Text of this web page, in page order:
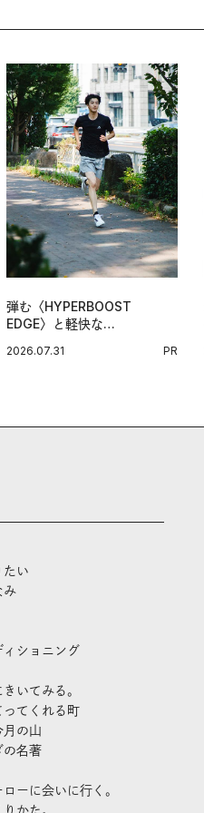
弾む〈HYPERBOOST
EDGE〉と軽快な
に寄り添うアディダスが打ち
2026.07.31 PR
たい
み
ショニング
いてみる。
ってくれる町
の山
の名著
ーに会いに行く。
かた。